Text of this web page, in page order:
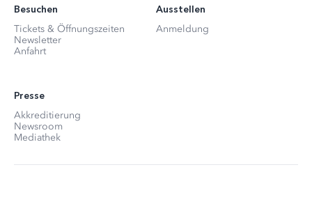
Besuchen
Tickets & Öffnungszeiten
Newsletter
Anfahrt
Ausstellen
Anmeldung
Presse
Akkreditierung
Newsroom
Mediathek